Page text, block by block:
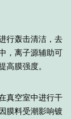
行轰击清洁，去
，离子源辅助可
高膜强度。
真空室中进行干
膜料受潮影响镀